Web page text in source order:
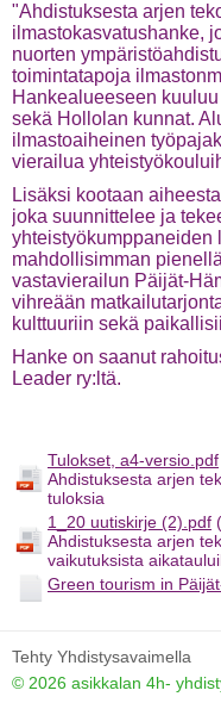
"Ahdistuksesta arjen
ilmastokasvatushanke,
nuorten
toimintatapoja
Hankealueeseen
sekä Hollolan kunnat.
ilmastoaiheinen
vierailua
Lisäksi kootaan
joka suunnittelee ja
yhteistyökumppaneiden
mahdollisimman
vastavierailun Päijät-
vihreään
kulttuuriin sekä
Hanke on saanut
Leader ry:ltä.
Tulokset, a4-versio.pdf
Ahdistuksesta arjen
tuloksia
1_20 uutiskirje (2).pdf
Ahdistuksesta arjen
vaikutuksista
Green tourism in
Tehty Yhdistysavaimella
© 2026 asikkalan 4h-